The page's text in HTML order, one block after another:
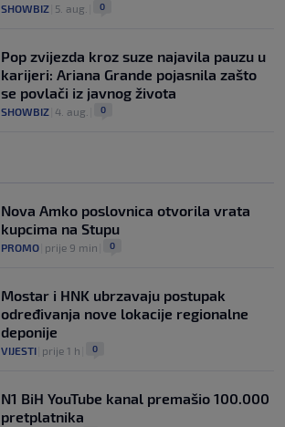
SHOWBIZ 5. aug. 0
Pop zvijezda kroz suze najavila pauzu u
karijeri: Ariana Grande pojasnila zašto
se povlači iz javnog života
SHOWBIZ 4. aug. 0
Nova Amko poslovnica otvorila vrata
kupcima na Stupu
PROMO prije 9 min 0
Mostar i HNK ubrzavaju postupak
određivanja nove lokacije regionalne
deponije
VIJESTI prije 1 h 0
N1 BiH YouTube kanal premašio 100.000
pretplatnika